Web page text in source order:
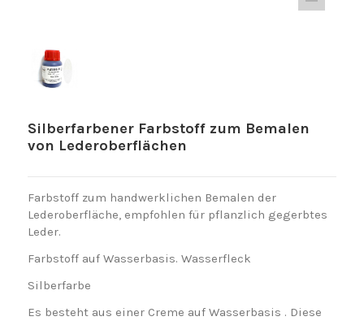
Silberfarbener Farbstoff zum Bemalen
von Lederoberflächen
Farbstoff zum handwerklichen Bemalen der
Lederoberfläche, empfohlen für pflanzlich gegerbtes
Leder.
Farbstoff auf Wasserbasis. Wasserfleck
Silberfarbe
Es besteht aus einer Creme auf Wasserbasis . Diese